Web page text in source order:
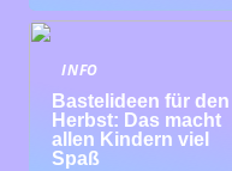
INFO
Bastelideen für den
Herbst: Das macht
allen Kindern viel
Spaß